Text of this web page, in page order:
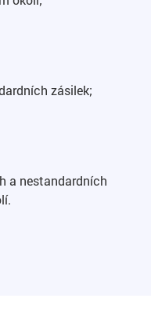
zásilek;
a nestandardních